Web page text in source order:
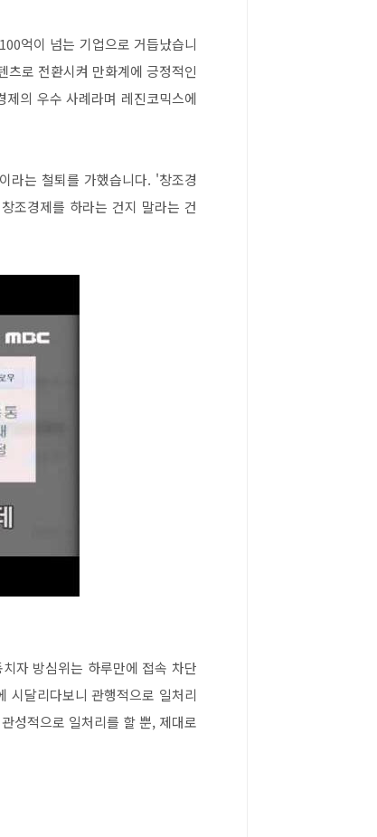
억이 넘는 기업으로 거듭났습니
츠로 전환시켜 만화계에 긍정적인
의 우수 사례라며 레진코믹스에
라는 철퇴를 가했습니다. '창조경
조경제를 하라는 건지 말라는 건
자 방심위는 하루만에 접속 차단
시달리다보니 관행적으로 일처리
성적으로 일처리를 할 뿐, 제대로